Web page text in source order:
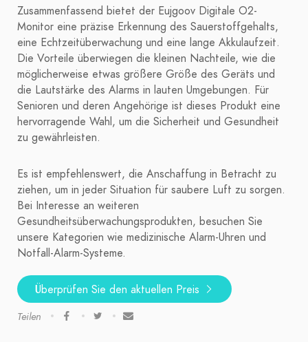
Zusammenfassend bietet der Eujgoov Digitale O2-
Monitor eine präzise Erkennung des Sauerstoffgehalts,
eine Echtzeitüberwachung und eine lange Akkulaufzeit.
Die Vorteile überwiegen die kleinen Nachteile, wie die
möglicherweise etwas größere Größe des Geräts und
die Lautstärke des Alarms in lauten Umgebungen. Für
Senioren und deren Angehörige ist dieses Produkt eine
hervorragende Wahl, um die Sicherheit und Gesundheit
zu gewährleisten.
Es ist empfehlenswert, die Anschaffung in Betracht zu
ziehen, um in jeder Situation für saubere Luft zu sorgen.
Bei Interesse an weiteren
Gesundheitsüberwachungsprodukten, besuchen Sie
unsere Kategorien wie medizinische Alarm-Uhren und
Notfall-Alarm-Systeme.
Überprüfen Sie den aktuellen Preis
Teilen